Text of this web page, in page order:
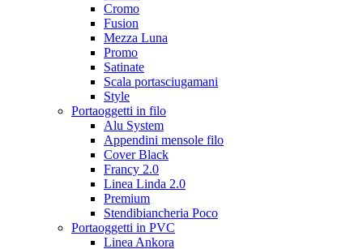
Cromo
Fusion
Mezza Luna
Promo
Satinate
Scala portasciugamani
Style
Portaoggetti in filo
Alu System
Appendini mensole filo
Cover Black
Francy 2.0
Linea Linda 2.0
Premium
Stendibiancheria Poco
Portaoggetti in PVC
Linea Ankora